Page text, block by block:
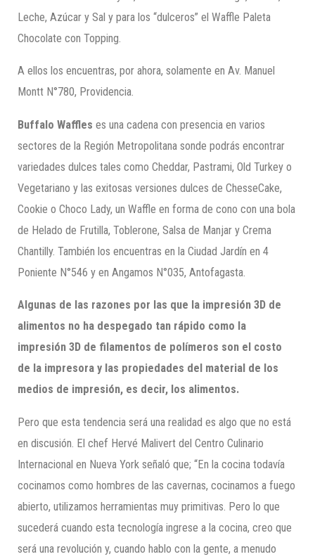
Leche, Azúcar y Sal y para los “dulceros” el Waffle Paleta
Chocolate con Topping.
A ellos los encuentras, por ahora, solamente en Av. Manuel
Montt N°780, Providencia.
Buffalo Waffles es una cadena con presencia en varios
sectores de la Región Metropolitana sonde podrás encontrar
variedades dulces tales como Cheddar, Pastrami, Old Turkey o
Vegetariano y las exitosas versiones dulces de ChesseCake,
Cookie o Choco Lady, un Waffle en forma de cono con una bola
de Helado de Frutilla, Toblerone, Salsa de Manjar y Crema
Chantilly. También los encuentras en la Ciudad Jardín en 4
Poniente N°546 y en Angamos N°035, Antofagasta.
Algunas de las razones por las que la impresión 3D de
alimentos no ha despegado tan rápido como la
impresión 3D de filamentos de polímeros son el costo
de la impresora y las propiedades del material de los
medios de impresión, es decir, los alimentos.
Pero que esta tendencia será una realidad es algo que no está
en discusión. El chef Hervé Malivert del Centro Culinario
Internacional en Nueva York señaló que; “En la cocina todavía
cocinamos como hombres de las cavernas, cocinamos a fuego
abierto, utilizamos herramientas muy primitivas. Pero lo que
sucederá cuando esta tecnología ingrese a la cocina, creo que
será una revolución y, cuando hablo con la gente, a menudo